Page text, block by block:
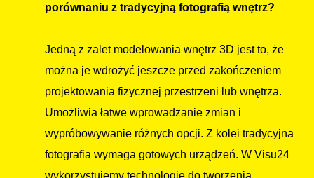
porównaniu z tradycyjną fotografią wnętrz?
Jedną z zalet modelowania wnętrz 3D jest to, że
można je wdrożyć jeszcze przed zakończeniem
projektowania fizycznej przestrzeni lub wnętrza.
Umożliwia łatwe wprowadzanie zmian i
wypróbowywanie różnych opcji. Z kolei tradycyjna
fotografia wymaga gotowych urządzeń. W Visu24
wykorzystujemy technologię do tworzenia